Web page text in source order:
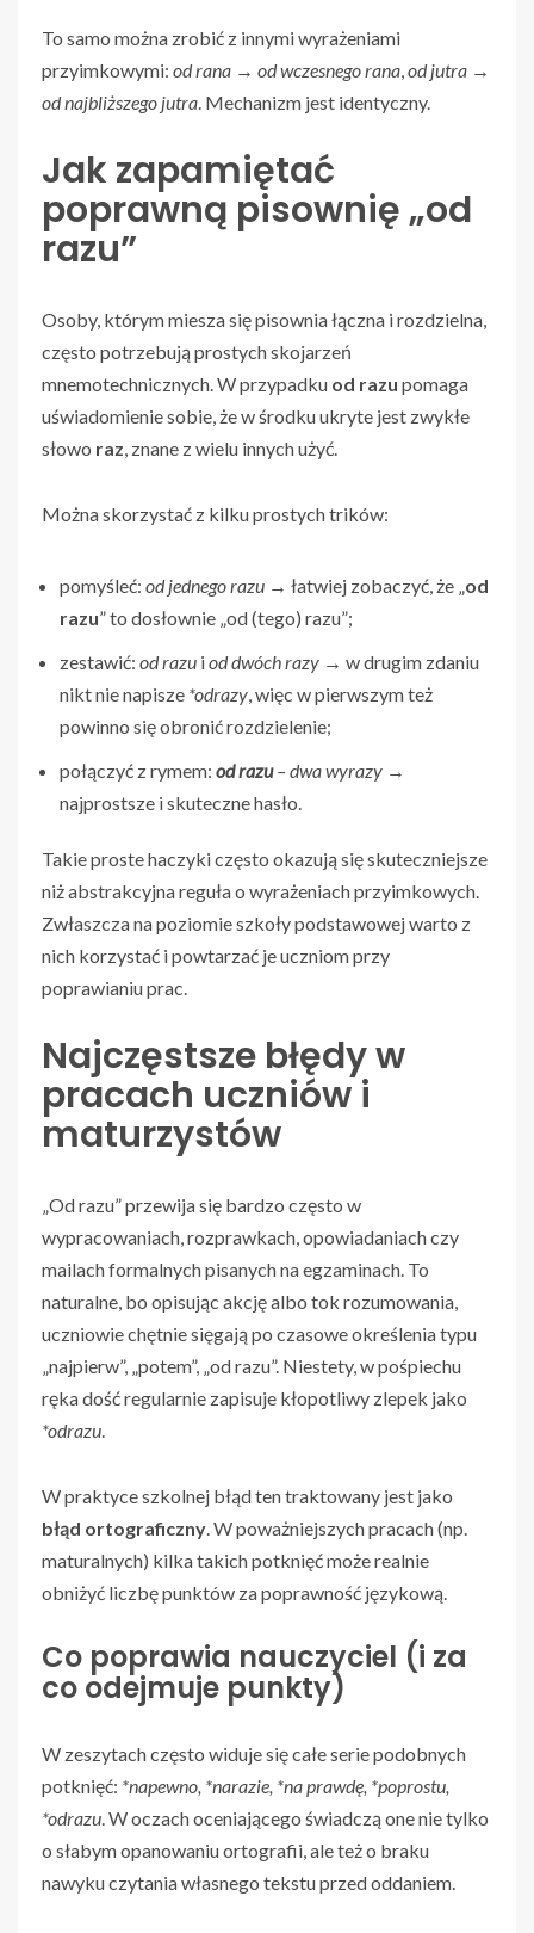
To samo można zrobić z innymi wyrażeniami
przyimkowymi: od rana → od wczesnego rana od jutra →
od najbliższego jutra . Mechanizm jest identyczny.
Jak zapamiętać
poprawną pisownię „od
razu”
Osoby, którym miesza się pisownia łączna i rozdzielna,
często potrzebują prostych skojarzeń
mnemotechnicznych. W przypadku od razu pomaga
uświadomienie sobie, że w środku ukryte jest zwykłe
słowo raz , znane z wielu innych użyć.
Można skorzystać z kilku prostych trików:
pomyśleć: od jednego razu → łatwiej zobaczyć, że „ od
razu” to dosłownie „od (tego) razu”;
zestawić: od razu iod dwóch razy → w drugim zdaniu
nikt nie napisze *odrazy , więc w pierwszym też
powinno się obronić rozdzielenie;
połączyć z rymem: od razu– dwa wyrazy →
najprostsze i skuteczne hasło.
Takie proste haczyki często okazują się skuteczniejsze
niż abstrakcyjna reguła o wyrażeniach przyimkowych.
Zwłaszcza na poziomie szkoły podstawowej warto z
nich korzystać i powtarzać je uczniom przy
poprawianiu prac.
Najczęstsze błędy w
pracach uczniów i
maturzystów
„Od razu” przewija się bardzo często w
wypracowaniach, rozprawkach, opowiadaniach czy
mailach formalnych pisanych na egzaminach. To
naturalne, bo opisując akcję albo tok rozumowania,
uczniowie chętnie sięgają po czasowe określenia typu
„najpierw”, „potem”, „od razu”. Niestety, w pośpiechu
ręka dość regularnie zapisuje kłopotliwy zlepek jako
*odrazu
W praktyce szkolnej błąd ten traktowany jest jako
błąd ortograficzny . W poważniejszych pracach (np.
maturalnych) kilka takich potknięć może realnie
obniżyć liczbę punktów za poprawność językową.
Co poprawia nauczyciel (i za
co odejmuje punkty)
W zeszytach często widuje się całe serie podobnych
potknięć: *napewno, *narazie, *na prawdę, *poprostu,
*odrazu . W oczach oceniającego świadczą one nie tylko
o słabym opanowaniu ortografii, ale też o braku
nawyku czytania własnego tekstu przed oddaniem.